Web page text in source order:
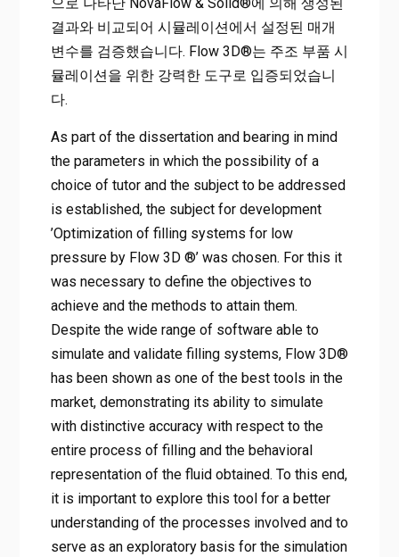
으로 나타난 NovaFlow & Solid®에 의해 생성된
결과와 비교되어 시뮬레이션에서 설정된 매개
변수를 검증했습니다. Flow 3D®는 주조 부품 시
뮬레이션을 위한 강력한 도구로 입증되었습니
다.
As part of the dissertation and bearing in mind
the parameters in which the possibility of a
choice of tutor and the subject to be addressed
is established, the subject for development
’Optimization of filling systems for low
pressure by Flow 3D ®’ was chosen. For this it
was necessary to define the objectives to
achieve and the methods to attain them.
Despite the wide range of software able to
simulate and validate filling systems, Flow 3D®
has been shown as one of the best tools in the
market, demonstrating its ability to simulate
with distinctive accuracy with respect to the
entire process of filling and the behavioral
representation of the fluid obtained. To this end,
it is important to explore this tool for a better
understanding of the processes involved and to
serve as an exploratory basis for the simulation